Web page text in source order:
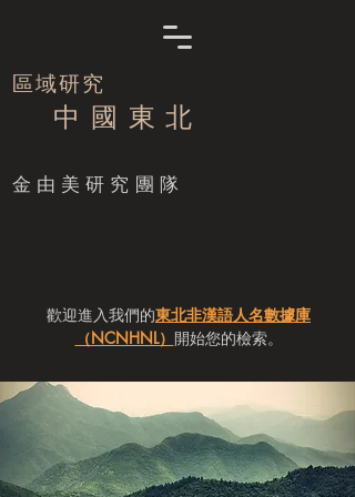
區域研究
中 國 東 北
​金由美研究團隊
歡迎進入我們的東北非漢語人名數據庫
（NCNHNL） 開始您的檢索。